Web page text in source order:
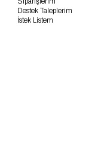
Destek Taleplerim
İstek Listem